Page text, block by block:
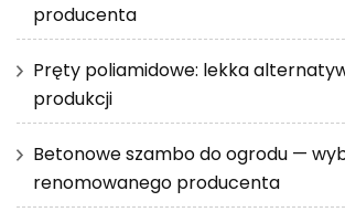
producenta
Pręty poliamidowe: lekka
produkcji
Betonowe szambo do ogrodu —
renomowanego producenta